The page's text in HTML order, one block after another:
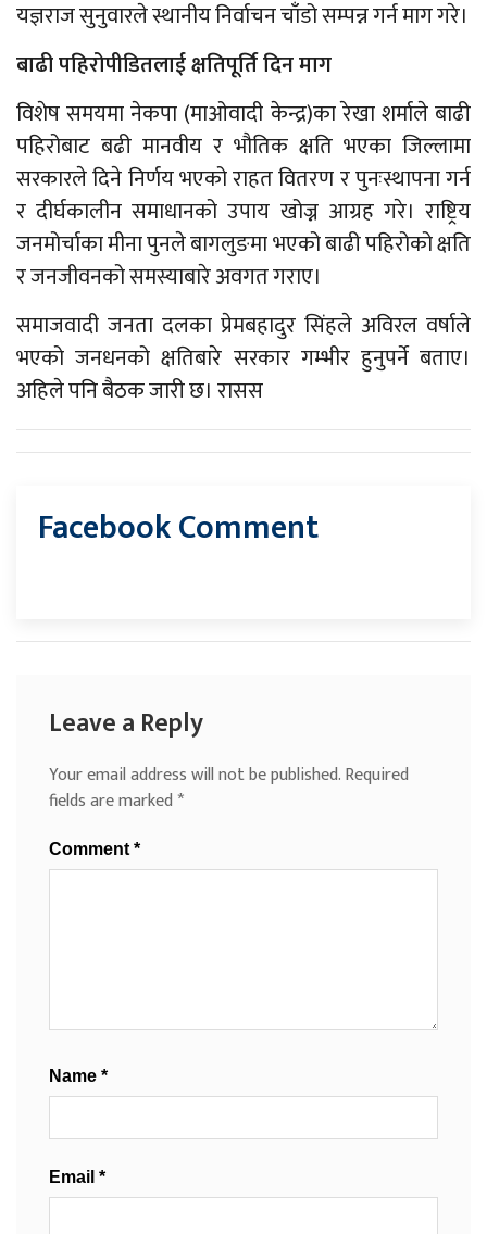
यज्ञराज सुनुवारले स्थानीय निर्वाचन चाँडो सम्पन्न गर्न माग गरे।
बाढी पहिरोपीडितलाई क्षतिपूर्ति दिन माग
विशेष समयमा नेकपा (माओवादी केन्द्र)का रेखा शर्माले बाढी
पहिरोबाट बढी मानवीय र भौतिक क्षति भएका जिल्लामा
सरकारले दिने निर्णय भएको राहत वितरण र पुनःस्थापना गर्न
र दीर्घकालीन समाधानको उपाय खोज्न आग्रह गरे। राष्ट्रिय
जनमोर्चाका मीना पुनले बागलुङमा भएको बाढी पहिरोको क्षति
र जनजीवनको समस्याबारे अवगत गराए।
समाजवादी जनता दलका प्रेमबहादुर सिंहले अविरल वर्षाले
भएको जनधनको क्षतिबारे सरकार गम्भीर हुनुपर्ने बताए।
अहिले पनि बैठक जारी छ। रासस
Facebook Comment
Leave a Reply
Your email address will not be published.Required
fields are marked*
Comment *
Name *
Email *